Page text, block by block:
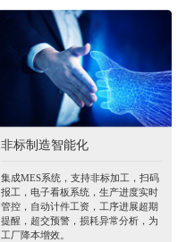
非标制造智能化
集成MES系统，支持非标加工，扫码
报工，电子看板系统，生产进度实时
管控，自动计件工资，工序进展超期
提醒，超交预警，损耗异常分析，为
工厂降本增效。